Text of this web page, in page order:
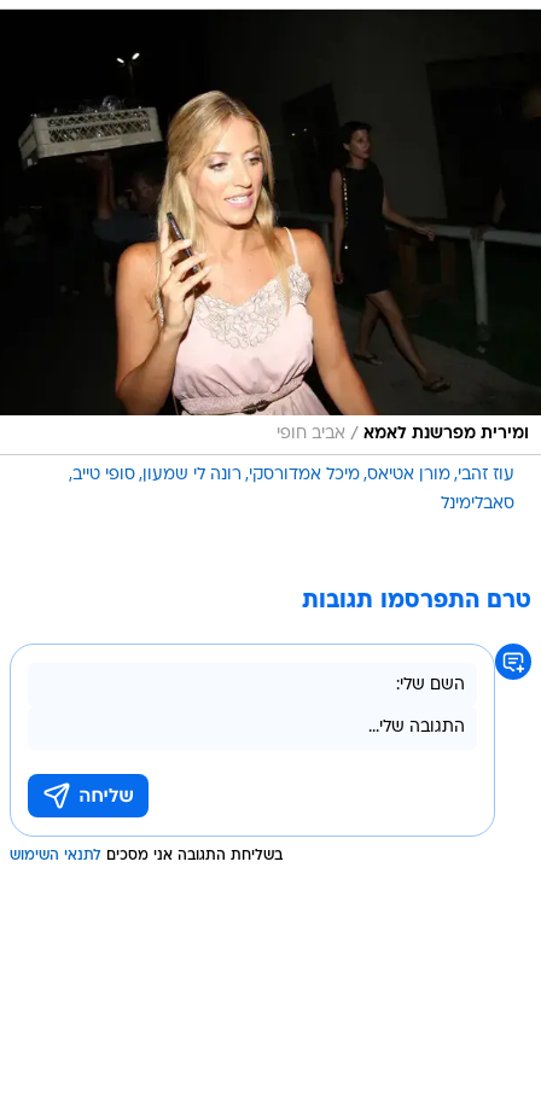
ומירית מפרשנת לאמא / אביב חופי
עוז זהבי מורן אטיאס מיכל אמדורסקי רונה לי שמעון סופי טייב
סאבלימינל
טרם התפרסמו תגובות
בשליחת התגובה אני מסכים לתנאי השימוש